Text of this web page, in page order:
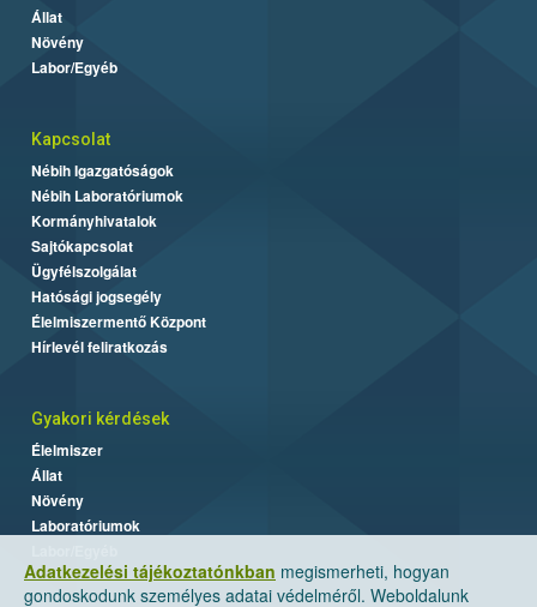
Adatkezelési tájékoztatónkban megismerheti, hogyan
gondoskodunk személyes adatai védelméről. Weboldalunk
Állat
Növény
Labor/Egyéb
Kapcsolat
Nébih Igazgatóságok
Nébih Laboratóriumok
Kormányhivatalok
Sajtókapcsolat
Ügyfélszolgálat
Hatósági jogsegély
Élelmiszermentő Központ
Hírlevél feliratkozás
Gyakori kérdések
Élelmiszer
Állat
Növény
Laboratóriumok